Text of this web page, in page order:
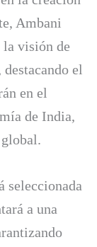
Ambani
la visión de
el
en el
de India,
seleccionada
a una